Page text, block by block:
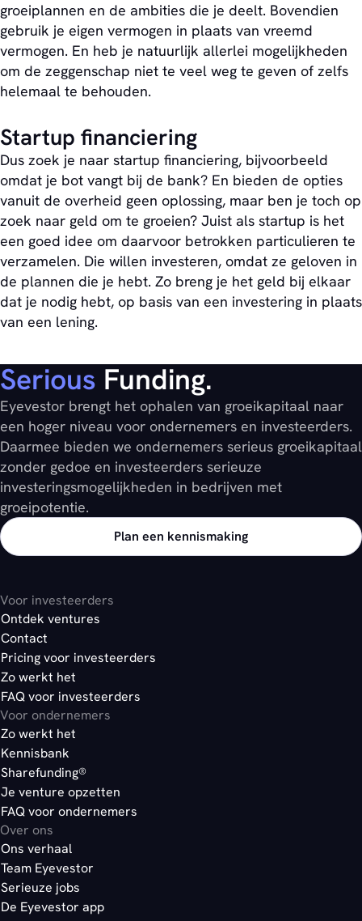
groeiplannen en de ambities die je deelt. Bovendien
gebruik je eigen vermogen in plaats van vreemd
vermogen. En heb je natuurlijk allerlei mogelijkheden
om de zeggenschap niet te veel weg te geven of zelfs
helemaal te behouden.
Startup financiering
Dus zoek je naar startup financiering, bijvoorbeeld
omdat je bot vangt bij de bank? En bieden de opties
vanuit de overheid geen oplossing, maar ben je toch op
zoek naar geld om te groeien? Juist als startup is het
een goed idee om daarvoor betrokken particulieren te
verzamelen. Die willen investeren, omdat ze geloven in
de plannen die je hebt. Zo breng je het geld bij elkaar
dat je nodig hebt, op basis van een investering in plaats
van een lening.
Serious Funding.
Eyevestor brengt het ophalen van groeikapitaal naar
een hoger niveau voor ondernemers en investeerders.
Daarmee bieden we ondernemers serieus groeikapitaal
zonder gedoe en investeerders serieuze
investeringsmogelijkheden in bedrijven met
groeipotentie.
Plan een kennismaking
Voor investeerders
Ontdek ventures
Contact
Pricing voor investeerders
Zo werkt het
FAQ voor investeerders
Voor ondernemers
Zo werkt het
Kennisbank
Sharefunding®
Je venture opzetten
FAQ voor ondernemers
Over ons
Ons verhaal
Team Eyevestor
Serieuze jobs
De Eyevestor app